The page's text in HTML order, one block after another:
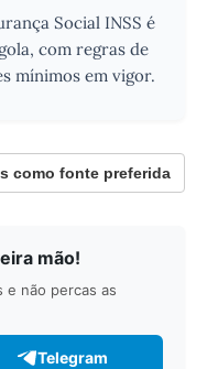
Social INSS é
com regras de
mínimos em vigor.
como fonte preferida
mão!
e não percas as
Telegram